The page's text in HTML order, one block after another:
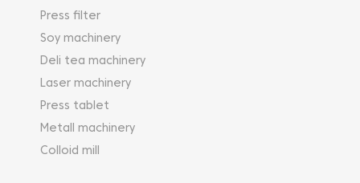
Press filter
Soy machinery
Deli tea machinery
Laser machinery
Press tablet
Metall machinery
Colloid mill